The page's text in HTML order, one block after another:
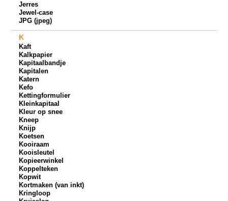
Jerres
Jewel-case
JPG (jpeg)
K
Kaft
Kalkpapier
Kapitaalbandje
Kapitalen
Katern
Kefo
Kettingformulier
Kleinkapitaal
Kleur op snee
Kneep
Knijp
Koetsen
Kooiraam
Kooisleutel
Kopieerwinkel
Koppelteken
Kopwit
Kortmaken (van inkt)
Kringloop